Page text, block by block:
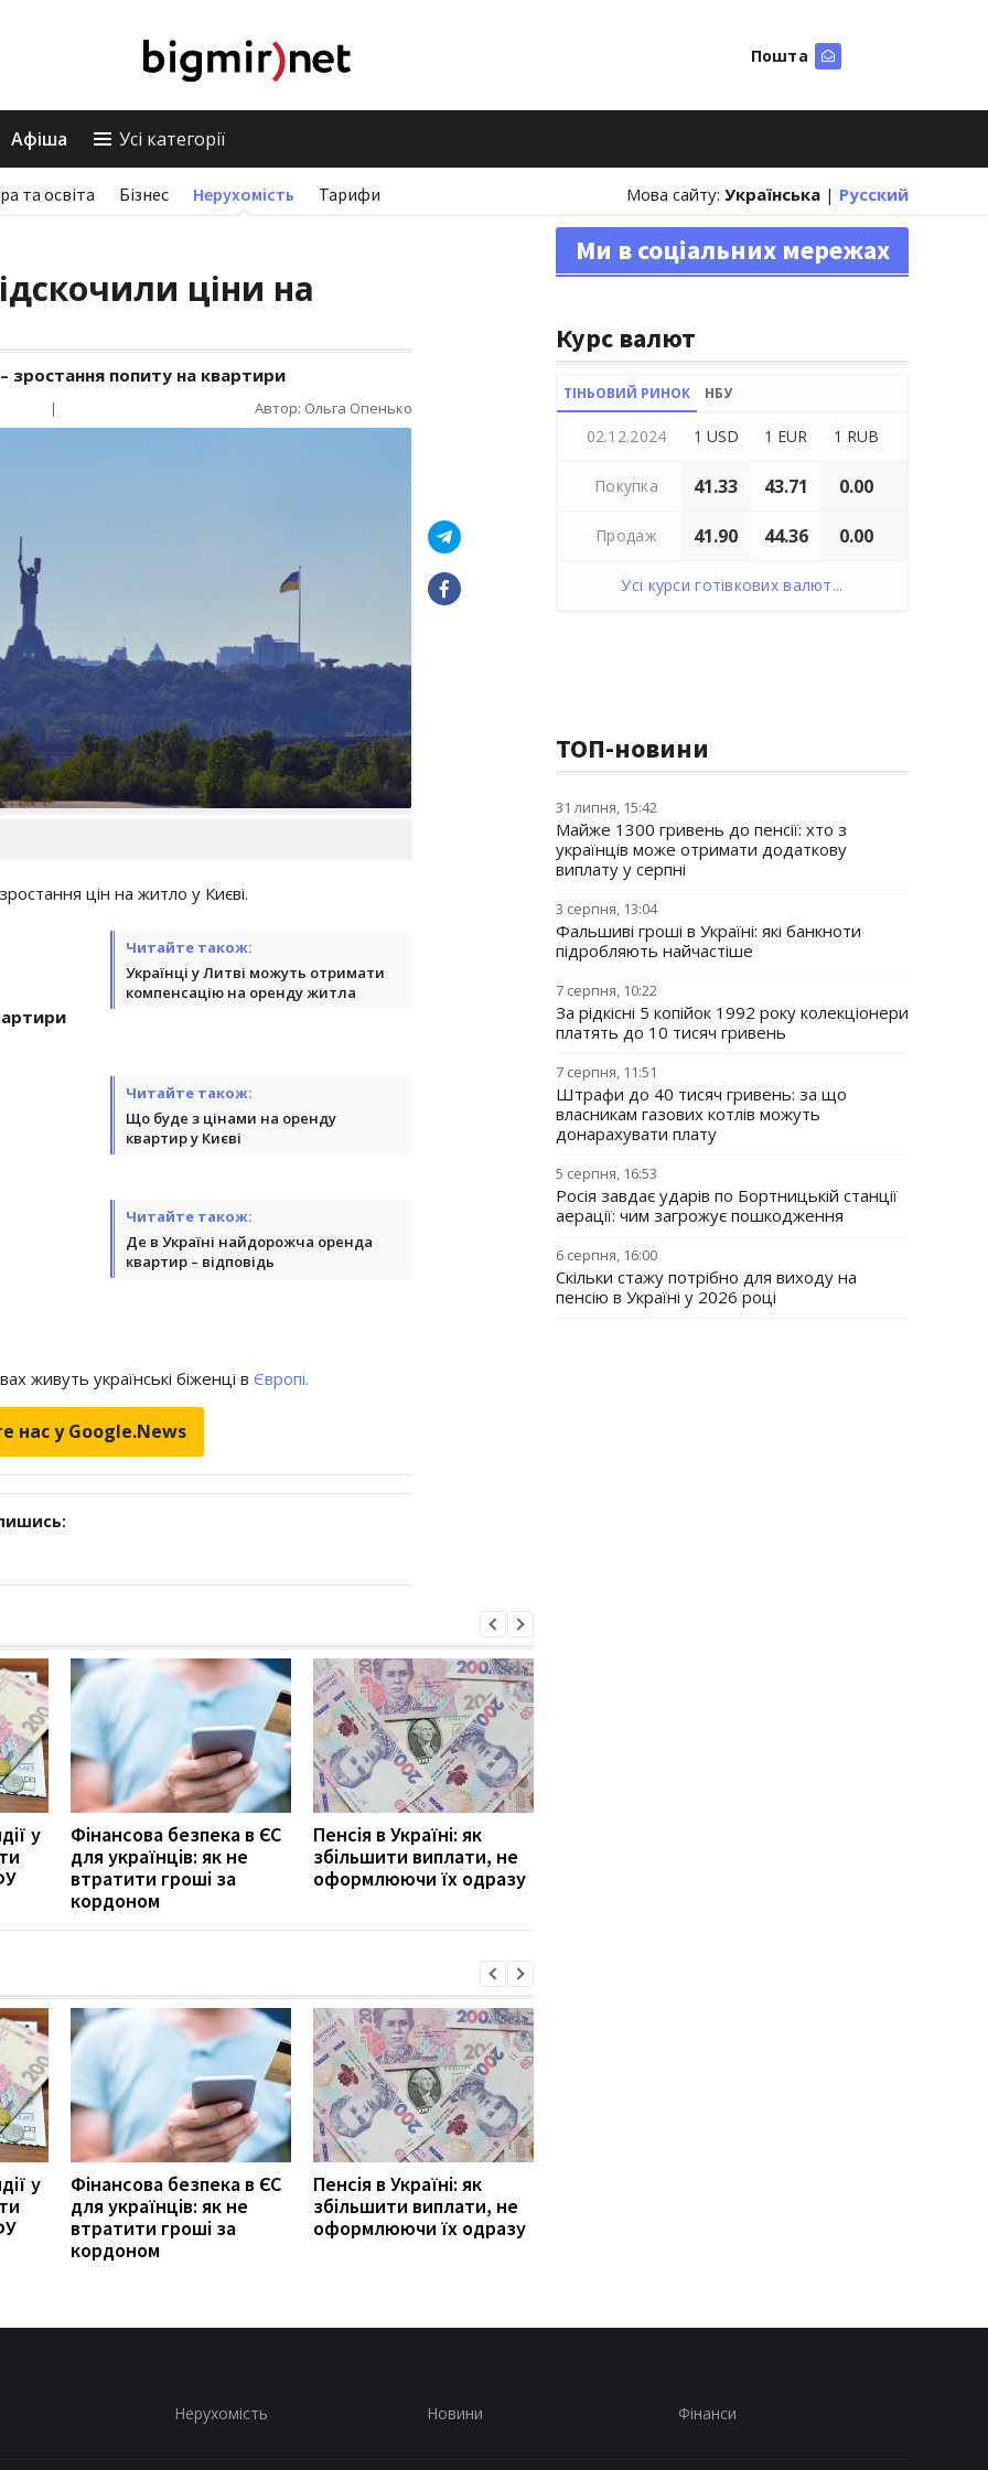
Пошта
Афіша Усі категорії
та освіта Бізнес Нерухомість Тарифи Мова сайту: Українська | Русский
ціни на
попиту на квартири
| Автор: Ольга Опенько
цін на житло у Києві.
Читайте також:
Українці у Литві можуть отримати
компенсацію на оренду житла
Читайте також:
Що буде з цінами на оренду
квартир у Києві
Читайте також:
Де в Україні найдорожча оренда
квартир – відповідь
живуть українські біженці в Європі.
нас у Google.News
у
Фінансова безпека в ЄС
для українців: як не
втратити гроші за
кордоном
Пенсія в Україні: як
збільшити виплати, не
оформлюючи їх одразу
у
Фінансова безпека в ЄС
для українців: як не
втратити гроші за
кордоном
Пенсія в Україні: як
збільшити виплати, не
оформлюючи їх одразу
Ми в соціальних мережах
Курс валют
ТІНЬОВИЙ РИНОК НБУ
02.12.2024 1 USD 1 EUR 1 RUB
Покупка 41.33 43.71 0.00
Продаж 41.90 44.36 0.00
Усі курси готівкових валют...
ТОП-новини
31 липня, 15:42
Майже 1300 гривень до пенсії: хто з
українців може отримати додаткову
виплату у серпні
3 серпня, 13:04
Фальшиві гроші в Україні: які банкноти
підробляють найчастіше
7 серпня, 10:22
За рідкісні 5 копійок 1992 року колекціонери
платять до 10 тисяч гривень
7 серпня, 11:51
Штрафи до 40 тисяч гривень: за що
власникам газових котлів можуть
донарахувати плату
5 серпня, 16:53
Росія завдає ударів по Бортницькій станції
аерації: чим загрожує пошкодження
6 серпня, 16:00
Скільки стажу потрібно для виходу на
пенсію в Україні у 2026 році
Нерухомість Новини Фінанси